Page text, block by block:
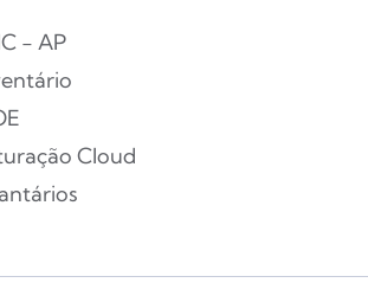
- AP
Cloud